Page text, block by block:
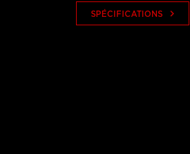
SPÉCIFICATIONS keyboard_arrow_right